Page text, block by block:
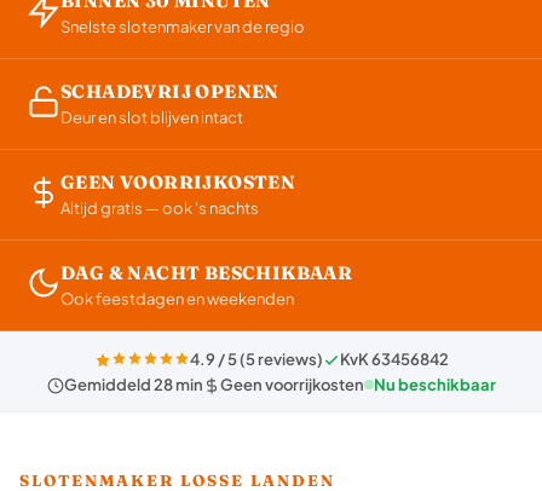
Snelste slotenmaker van de regio
SCHADEVRIJ OPENEN
Deur en slot blijven intact
GEEN VOORRIJKOSTEN
Altijd gratis — ook 's nachts
DAG & NACHT BESCHIKBAAR
Ook feestdagen en weekenden
4.9 / 5 (5 reviews)
KvK 63456842
Gemiddeld 28 min
Geen voorrijkosten Nu beschikbaar
SLOTENMAKER LOSSE LANDEN